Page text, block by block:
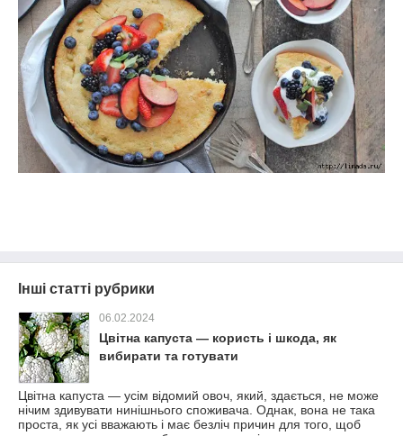
Інші статті рубрики
06.02.2024
Цвітна капуста — користь і шкода, як
вибирати та готувати
Цвітна капуста — усім відомий овоч, який, здається, не може
нічим здивувати нинішнього споживача. Однак, вона не така
проста, як усі вважають і має безліч причин для того, щоб